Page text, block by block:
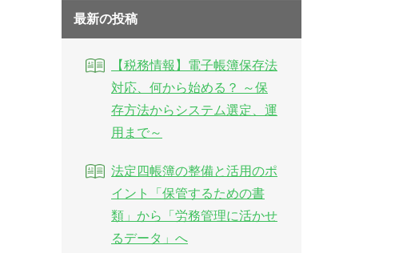
最新の投稿
【税務情報】電子帳簿保存法
対応、何から始める？ ～保
存方法からシステム選定、運
用まで～
法定四帳簿の整備と活用のポ
イント「保管するための書
類」から「労務管理に活かせ
るデータ」へ